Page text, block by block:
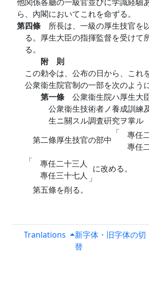
ら、內閣においてこれを命ずる。
第四條 所長は、一級の厚生技官を
る。厚生大臣の指揮監督を受けて
る。
附 則
この勅令は、公布の日から、これ
公衆衞生院官制の一部を次のよう
第一條 公衆衞生院ハ厚生大
公衆衞生技術者ノ養成訓練
生ニ關スル調査硏究ヲ掌ル
第二條厚生技官の部中
「
專任
專任
「
專任二十三人
專任三十七人 」
に改める。
第五條を削る。
Tranlations
新字体・旧字体の切
替